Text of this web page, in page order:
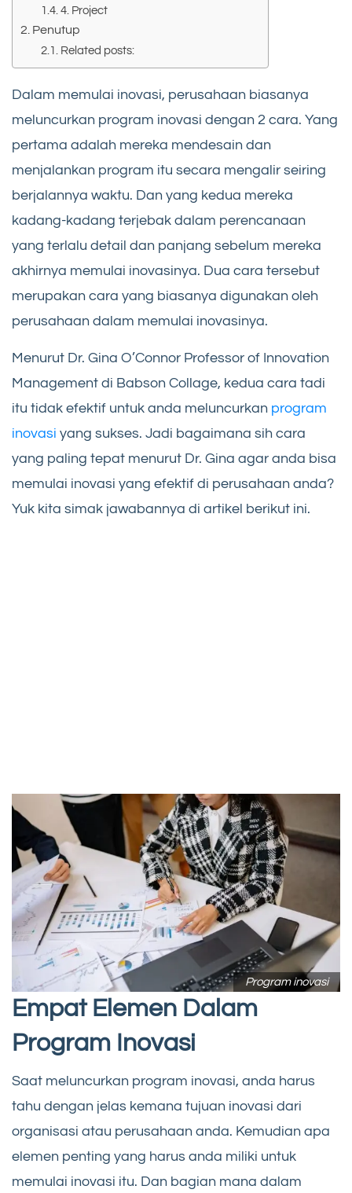
4. Project
Penutup
Related posts:
Dalam memulai inovasi, perusahaan biasanya
meluncurkan program inovasi dengan 2 cara. Yang
pertama adalah mereka mendesain dan
menjalankan program itu secara mengalir seiring
berjalannya waktu. Dan yang kedua mereka
kadang-kadang terjebak dalam perencanaan
yang terlalu detail dan panjang sebelum mereka
akhirnya memulai inovasinya. Dua cara tersebut
merupakan cara yang biasanya digunakan oleh
perusahaan dalam memulai inovasinya.
Menurut Dr. Gina O’Connor Professor of Innovation
Management di Babson Collage, kedua cara tadi
itu tidak efektif untuk anda meluncurkan program
inovasi yang sukses. Jadi bagaimana sih cara
yang paling tepat menurut Dr. Gina agar anda bisa
memulai inovasi yang efektif di perusahaan anda?
Yuk kita simak jawabannya di artikel berikut ini.
Program inovasi
Empat Elemen Dalam
Program Inovasi
Saat meluncurkan program inovasi, anda harus
tahu dengan jelas kemana tujuan inovasi dari
organisasi atau perusahaan anda. Kemudian apa
elemen penting yang harus anda miliki untuk
memulai inovasi itu. Dan bagian mana dalam